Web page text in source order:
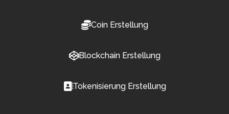
Coin Erstellung
Blockchain Erstellung
Tokenisierung Erstellung